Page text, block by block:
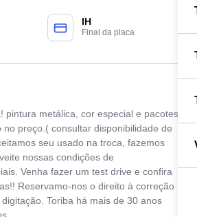
IH
Final da placa
pintura metálica, cor especial e pacotes
no preço.( consultar disponibilidade de
seu usado na troca, fazemos
nossas condições de
Venha fazer um test drive e confira
Reservamo-nos o direito à correção
Toriba há mais de 30 anos